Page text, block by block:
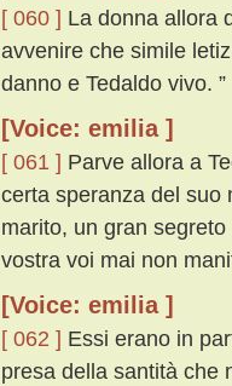
[ 060 ] La donna allora
avvenire che simile
danno e Tedaldo vivo. ”
[Voice: emilia ]
[ 061 ] Parve allora a
certa speranza del suo
marito, un gran
vostra voi mai non
[Voice: emilia ]
[ 062 ] Essi erano in
presa della santità che